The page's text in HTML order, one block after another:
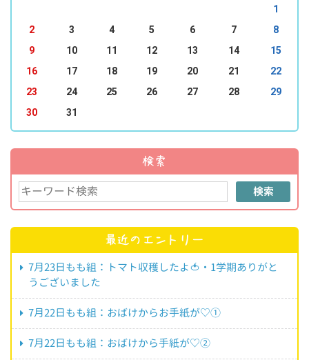
1
2
3 4 5 6 7
8
9
10 11 12 13 14
15
16
17 18 19 20 21
22
23
24 25 26 27 28
29
30
31
検索
検索
最近のエントリー
7月23日もも組：トマト収穫したよ🍅・1学期ありがと
うございました
7月22日もも組：おばけからお手紙が♡①
7月22日もも組：おばけから手紙が♡②